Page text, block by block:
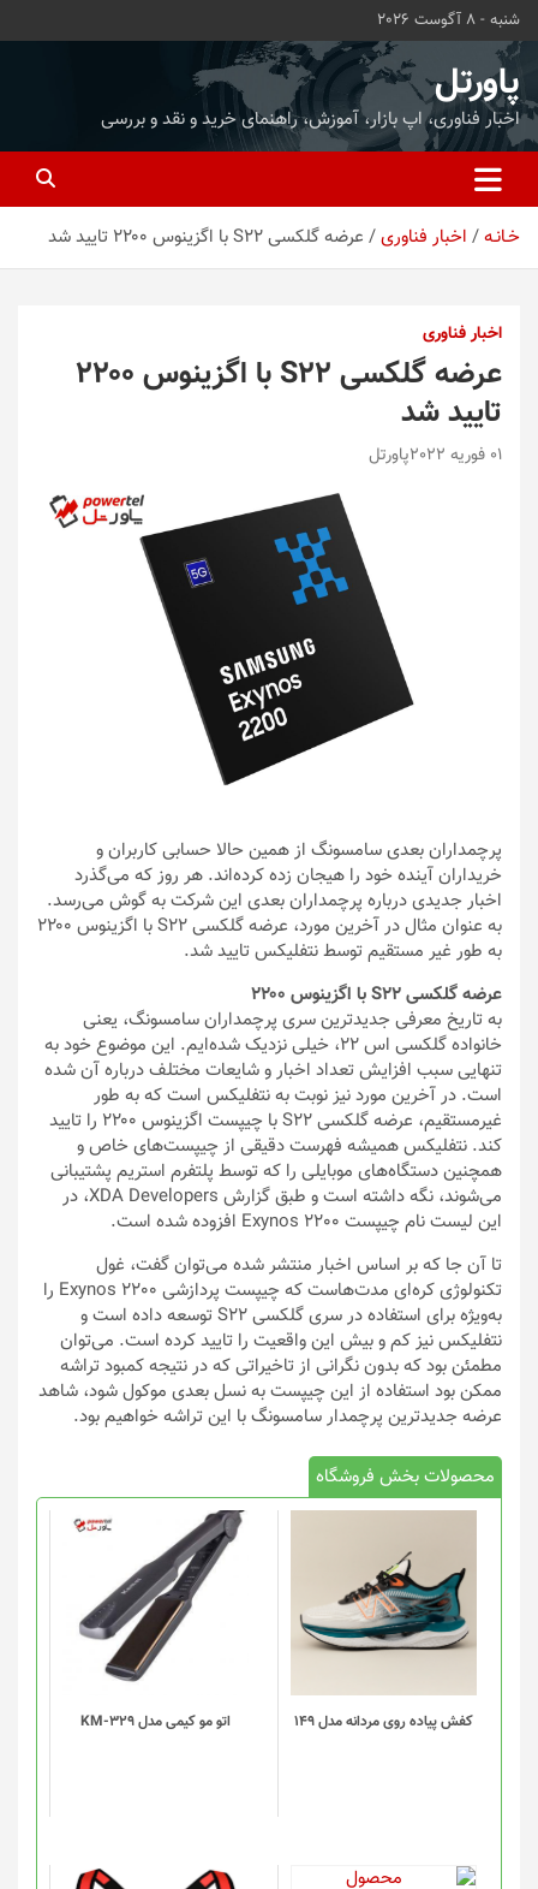
محتوا
بروید
شنبه - 8 آگوست 2026
پاورتل
اخبار فناوری، اپ بازار، آموزش، راهنمای خرید و نقد و بررسی
خـانـه اخبار فناوری عرضه گلکسی S22 با اگزینوس ۲۲۰۰ تایید شد
اخبار فناوری
عرضه گلکسی S22 با اگزینوس ۲۲۰۰
تایید شد
01 فوریه 2022 پاورتل
پرچمداران بعدی سامسونگ از همین حالا حسابی کاربران و
خریداران آینده خود را هیجان زده کرده‌اند. هر روز که می‌گذرد
اخبار جدیدی درباره پرچمداران بعدی این شرکت به گوش می‌رسد.
به عنوان مثال در آخرین مورد، عرضه گلکسی S22 با اگزینوس ۲۲۰۰
به طور غیر مستقیم توسط نتفلیکس تایید شد.
عرضه گلکسی S22 با اگزینوس ۲۲۰۰
به تاریخ معرفی جدیدترین سری پرچمداران سامسونگ، یعنی
خانواده گلکسی اس ۲۲، خیلی نزدیک شده‌ایم. این موضوع خود به
تنهایی سبب افزایش تعداد اخبار و شایعات مختلف درباره آن شده
است. در آخرین مورد نیز نوبت به نتفلیکس است که به طور
غیرمستقیم، عرضه گلکسی S22 با چیپست اگزینوس ۲۲۰۰ را تایید
کند. نتفلیکس همیشه فهرست دقیقی از چیپست‌های خاص و
همچنین دستگاه‌های موبایلی را که توسط پلتفرم استریم پشتیبانی
می‌شوند، نگه داشته است و طبق گزارش XDA Developers، در
این لیست نام چیپست Exynos 2200 افزوده شده است.
تا آن جا که بر اساس اخبار منتشر شده می‌توان گفت، غول
تکنولوژی کره‌ای مدت‌هاست که چیپست پردازشی Exynos 2200 را
به‌ویژه برای استفاده در سری گلکسی S22 توسعه داده است و
نتفلیکس نیز کم و بیش این واقعیت را تایید کرده است. می‌توان
مطمئن بود که بدون نگرانی از تاخیراتی که در نتیجه کمبود تراشه
ممکن بود استفاده از این چیپست به نسل بعدی موکول شود، شاهد
عرضه جدیدترین پرچمدار سامسونگ با این تراشه خواهیم بود.
محصولات بخش فروشگاه
کفش پیاده روی مردانه مدل 149
محصول
دارای
انواع
مختلفی
باشد.
گزینه
محصول
اتو مو کیمی مدل KM-329